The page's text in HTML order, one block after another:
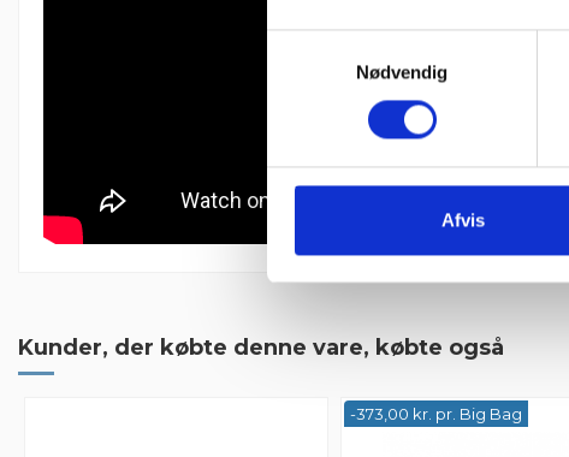
Nødvendig
Afvis
Kunder, der købte denne vare, købte også
-373,00 kr. pr. Big Bag